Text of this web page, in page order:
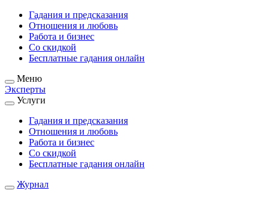
Гадания и предсказания
Отношения и любовь
Работа и бизнес
Со скидкой
Бесплатные гадания онлайн
Меню
Эксперты
Услуги
Гадания и предсказания
Отношения и любовь
Работа и бизнес
Со скидкой
Бесплатные гадания онлайн
Журнал